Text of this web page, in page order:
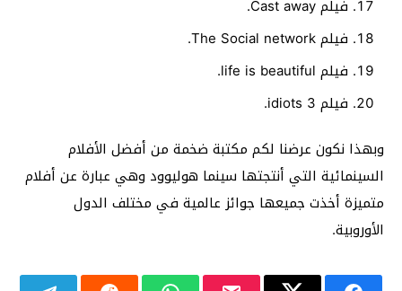
فيلم Cast away.
فيلم The Social network.
فيلم life is beautiful.
فيلم 3 idiots.
وبهذا نكون عرضنا لكم مكتبة ضخمة من أفضل الأفلام
السينمائية التي أنتجتها سينما هوليوود وهي عبارة عن أفلام
متميزة أخذت جميعها جوائز عالمية في مختلف الدول
الأوروبية.